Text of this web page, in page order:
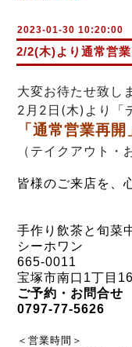
2023-01-30 10:20:00
2/2(木)より通常営業
大変お待たせ致し
2月2日(木)より「
「通常営業再開
（テイクアウト・
皆様のご来店を、
手作り飲茶と旬菜
シーホワン
665-0011
宝塚市南口1丁目
ご予約・お問合せ
0797-77-5626
＜営業時間＞